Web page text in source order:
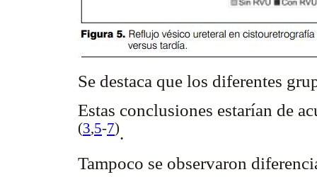
Se destaca que los diferentes
Estas conclusiones estarían de
(3,5-7).
Tampoco se observaron